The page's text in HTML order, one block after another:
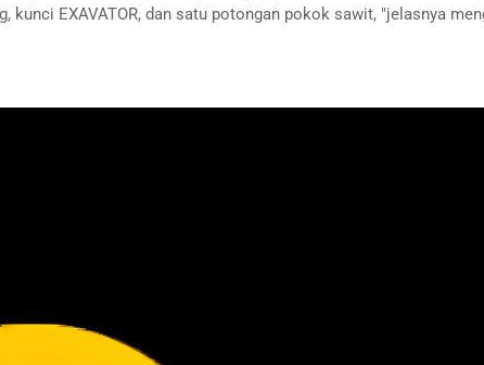
kunci EXAVATOR, dan satu potongan pokok sawit, "jelasnya